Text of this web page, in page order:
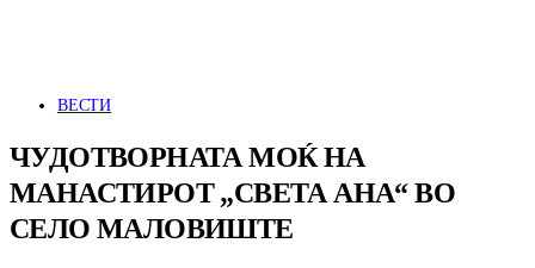
ВЕСТИ
ЧУДОТВОРНАТА МОЌ НА
МАНАСТИРОТ „СВЕТА АНА“ ВО
СЕЛО МАЛОВИШТЕ